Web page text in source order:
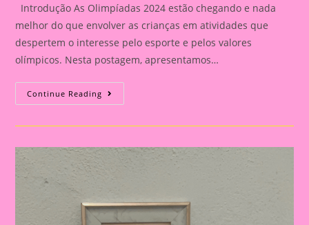
Introdução As Olimpíadas 2024 estão chegando e nada
melhor do que envolver as crianças em atividades que
despertem o interesse pelo esporte e pelos valores
olímpicos. Nesta postagem, apresentamos…
Continue Reading Atividade
Com
Olimpíadas